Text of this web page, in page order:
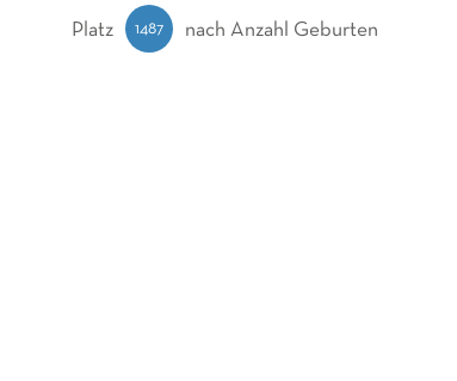
Platz 1487 nach Anzahl Geburten